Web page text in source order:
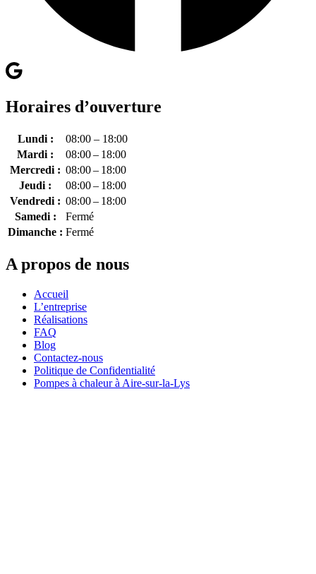
Horaires d’ouverture
Lundi :
08:00 – 18:00
Mardi :
08:00 – 18:00
Mercredi : 08:00 – 18:00
Jeudi :
08:00 – 18:00
Vendredi : 08:00 – 18:00
Samedi :
Fermé
Dimanche : Fermé
A propos de nous
Accueil
L’entreprise
Réalisations
FAQ
Blog
Contactez-nous
Politique de Confidentialité
Pompes à chaleur à Aire-sur-la-Lys